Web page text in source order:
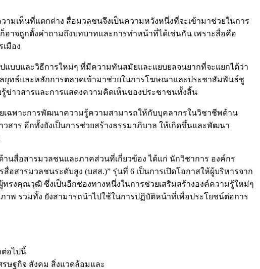
มเห็นที่แตกต่าง สื่อมวลชนจึงเป็นความหวังหนึ่งที่จะเข้ามาช่วยในการ
อาจถูกตั้งคำถามถึงบทบาทและการทำหน้าที่ได้เช่นกัน เพราะสื่อคือ
มือง
บบและวิธีการใหม่ๆ ที่มีความทันสมัยและแยบยลจนยากที่จะแยกได้ว่า
ยุทธ์และหลักการตลาดเข้ามาช่วยในการโฆษณาและประชาสัมพันธ์ชู
ข่าวสารและการแสดงความคิดเห็นของประชาชนทั้งสิ้น
เฉพาะการพัฒนาความรู้ความสามารถให้กับบุคลากรในวิชาชีพด้าน
สาร อีกทั้งยังเป็นการช่วยสร้างธรรมาภิบาล ให้เกิดขึ้นและพัฒนา
นสื่อสารมวลชนและภาคส่วนที่เกี่ยวข้อง ได้แก่ นักวิชาการ องค์กร
สารมวลชนระดับสูง (บสส.)” รุ่นที่ 6 เป็นการเปิดโอกาสให้ผู้บริหารจาก
รงคุณวุฒิ ซึ่งเป็นอีกช่องทางหนึ่งในการช่วยเสริมสร้างองค์ความรู้ใหม่ๆ
พ รวมทั้ง ยังสามารถนำไปใช้ในการปฏิบัติหน้าที่เพื่อประโยชน์ต่อการ
ต่อไปนี้
รษฐกิจ สังคม สิ่งแวดล้อมและ